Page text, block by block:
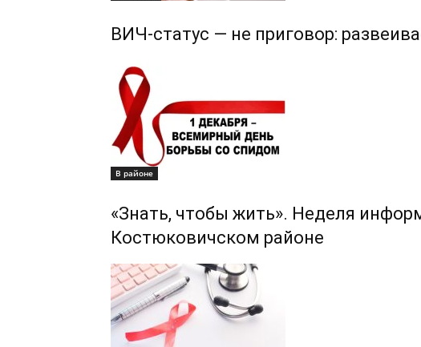
ВИЧ-статус — не приговор:
В районе
«Знать, чтобы жить». Неделя
Костюковичском районе